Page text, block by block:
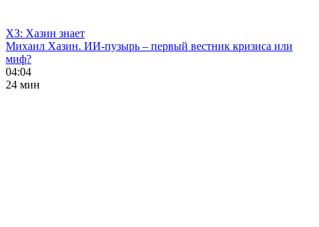
ХЗ: Хазин знает
Михаил Хазин. ИИ-пузырь – первый вестник кризиса или
миф?
04:04
24 мин